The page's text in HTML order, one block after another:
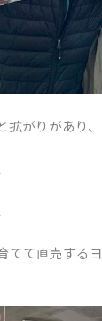
がりがあり、
てて直売する